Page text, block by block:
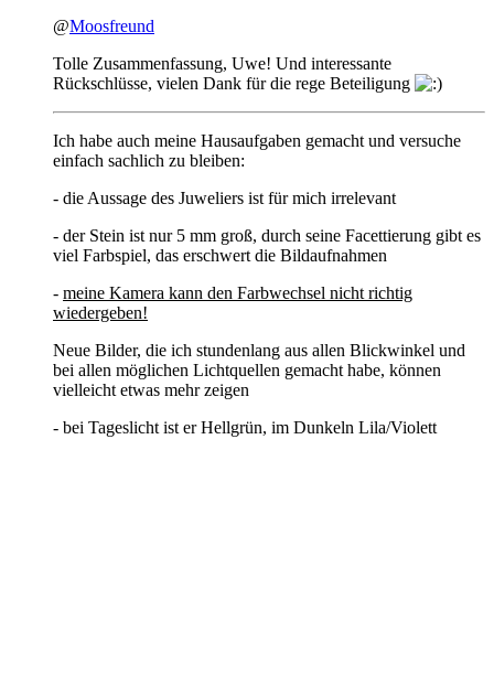
@Moosfreund
Tolle Zusammenfassung, Uwe! Und interessante
Rückschlüsse, vielen Dank für die rege Beteiligung
Ich habe auch meine Hausaufgaben gemacht und versuche
einfach sachlich zu bleiben:
- die Aussage des Juweliers ist für mich irrelevant
- der Stein ist nur 5 mm groß, durch seine Facettierung gibt es
viel Farbspiel, das erschwert die Bildaufnahmen
- meine Kamera kann den Farbwechsel nicht richtig
wiedergeben!
Neue Bilder, die ich stundenlang aus allen Blickwinkel und
bei allen möglichen Lichtquellen gemacht habe, können
vielleicht etwas mehr zeigen
- bei Tageslicht ist er Hellgrün, im Dunkeln Lila/Violett